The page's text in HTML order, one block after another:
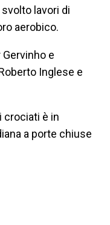
svolto lavori di
aerobico.
e
Inglese e
crociati è in
a porte chiuse